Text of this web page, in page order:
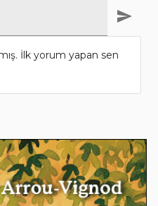
İlk yorum yapan sen